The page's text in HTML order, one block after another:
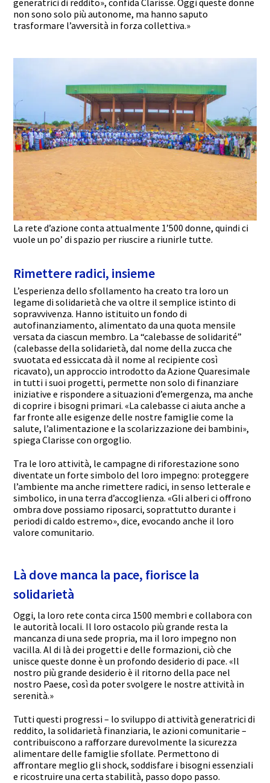
non sono solo più autonome, ma hanno saputo
trasformare l’avversità in forza collettiva.»
La rete d’azione conta attualmente 1’500 donne, quindi ci
vuole un po’ di spazio per riuscire a riunirle tutte.
Rimettere radici, insieme
L’esperienza dello sfollamento ha creato tra loro un
legame di solidarietà che va oltre il semplice istinto di
sopravvivenza. Hanno istituito un fondo di
autofinanziamento, alimentato da una quota mensile
versata da ciascun membro. La “calebasse de solidarité”
(calebasse della solidarietà, dal nome della zucca che
svuotata ed essiccata dà il nome al recipiente così
ricavato), un approccio introdotto da Azione Quaresimale
in tutti i suoi progetti, permette non solo di finanziare
iniziative e rispondere a situazioni d’emergenza, ma anche
di coprire i bisogni primari. «La calebasse ci aiuta anche a
far fronte alle esigenze delle nostre famiglie come la
salute, l’alimentazione e la scolarizzazione dei bambini»,
spiega Clarisse con orgoglio.
Tra le loro attività, le campagne di riforestazione sono
diventate un forte simbolo del loro impegno: proteggere
l’ambiente ma anche rimettere radici, in senso letterale e
simbolico, in una terra d’accoglienza. «Gli alberi ci offrono
ombra dove possiamo riposarci, soprattutto durante i
periodi di caldo estremo», dice, evocando anche il loro
valore comunitario.
Là dove manca la pace, fiorisce la
solidarietà
Oggi, la loro rete conta circa 1500 membri e collabora con
le autorità locali. Il loro ostacolo più grande resta la
mancanza di una sede propria, ma il loro impegno non
vacilla. Al di là dei progetti e delle formazioni, ciò che
unisce queste donne è un profondo desiderio di pace. «Il
nostro più grande desiderio è il ritorno della pace nel
nostro Paese, così da poter svolgere le nostre attività in
serenità.»
Tutti questi progressi – lo sviluppo di attività generatrici di
reddito, la solidarietà finanziaria, le azioni comunitarie –
contribuiscono a rafforzare durevolmente la sicurezza
alimentare delle famiglie sfollate. Permettono di
affrontare meglio gli shock, soddisfare i bisogni essenziali
e ricostruire una certa stabilità, passo dopo passo.